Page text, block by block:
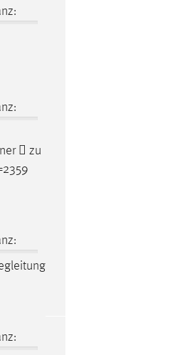
 zu